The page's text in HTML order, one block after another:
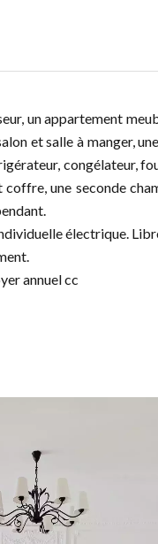
un appartement
et salle à manger,
congélateur,
une seconde
électrique.
annuel cc